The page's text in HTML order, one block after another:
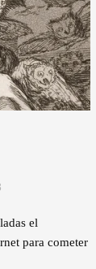
el
para cometer